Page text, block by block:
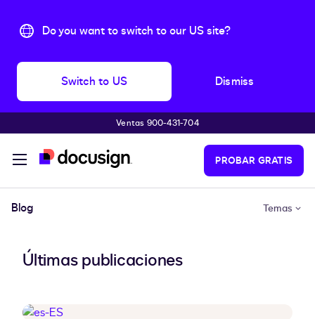
Do you want to switch to our US site?
Switch to US Dismiss
Saltar al contenido principalVentas 900-431-704
PROBAR GRATIS
Blog Temas
Últimas publicaciones